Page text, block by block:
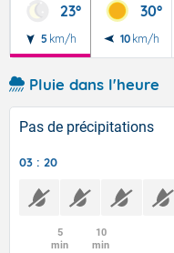
23°
5 km/h
30°
10 km/h
Pluie dans l'heure
Pas de précipitations
03 : 20
5
min
10
min